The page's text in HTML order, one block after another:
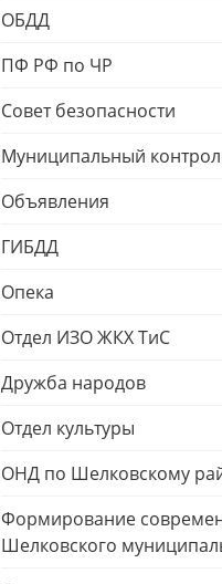
ОБДД
ПФ РФ по ЧР
Совет безопасности
Муниципальный
Объявления
ГИБДД
Опека
Отдел ИЗО ЖКХ ТиС
Дружба народов
Отдел культуры
ОНД по Шелковскому
Формирование
Шелковского